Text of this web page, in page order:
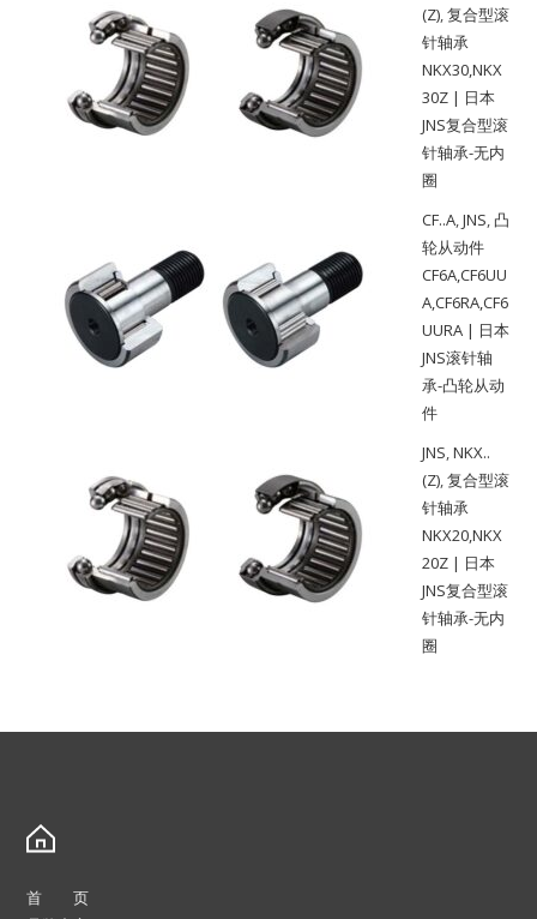
(Z),复合型滚
针轴承
NKX30,NKX
30Z | 日本
JNS复合型滚
针轴承-无内
圈
CF..A,JNS, 凸
轮从动件
CF6A,CF6UU
A,CF6RA,CF6
UURA | 日本
JNS滚针轴
承-凸轮从动
件
JNS,NKX..
(Z),复合型滚
针轴承
NKX20,NKX
20Z | 日本
JNS复合型滚
针轴承-无内
圈
首 页